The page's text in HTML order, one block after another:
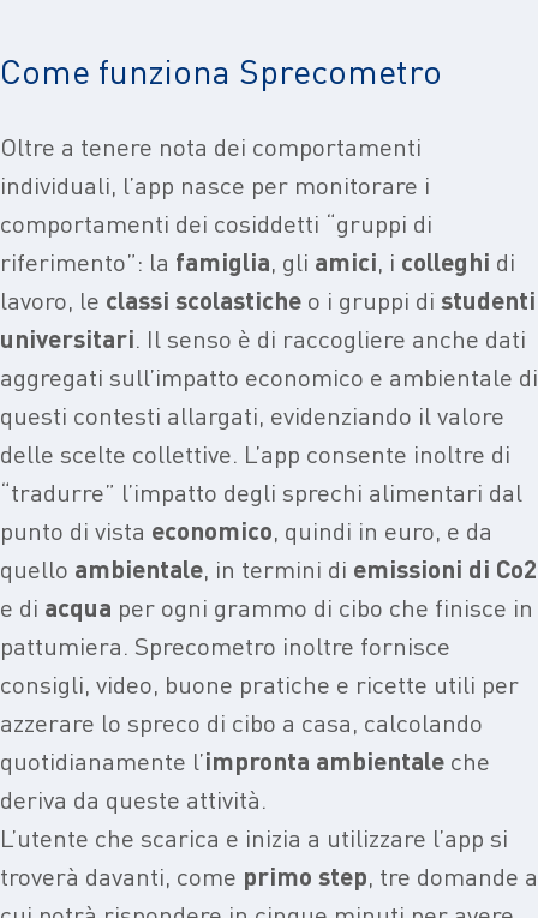
Come funziona Sprecometro
Oltre a tenere nota dei comportamenti
individuali, l’app nasce per monitorare i
comportamenti dei cosiddetti “gruppi di
riferimento”: la famiglia, gli amici, i colleghi di
lavoro, le classi scolastiche o i gruppi di studenti
universitari. Il senso è di raccogliere anche dati
aggregati sull’impatto economico e ambientale di
questi contesti allargati, evidenziando il valore
delle scelte collettive. L’app consente inoltre di
“tradurre” l’impatto degli sprechi alimentari dal
punto di vista economico, quindi in euro, e da
quello ambientale, in termini di emissioni di Co2
e di acqua per ogni grammo di cibo che finisce in
pattumiera. Sprecometro inoltre fornisce
consigli, video, buone pratiche e ricette utili per
azzerare lo spreco di cibo a casa, calcolando
quotidianamente l’impronta ambientale che
deriva da queste attività.
L’utente che scarica e inizia a utilizzare l’app si
troverà davanti, come primo step, tre domande a